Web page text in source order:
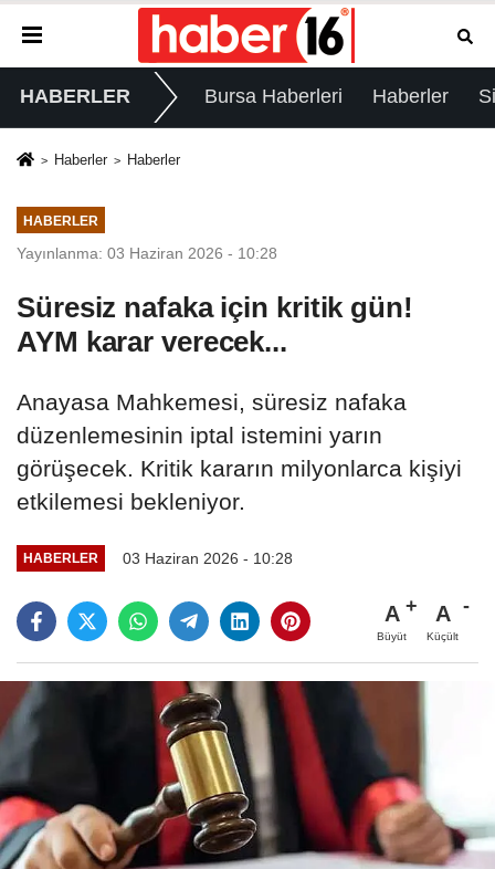
HABERLER Bursa Haberleri Haberler
Haberler Haberler
HABERLER
Yayınlanma: 03 Haziran 2026 - 10:28
Süresiz nafaka için kritik gün!
AYM karar verecek...
Anayasa Mahkemesi, süresiz nafaka
düzenlemesinin iptal istemini yarın
görüşecek. Kritik kararın milyonlarca kişiyi
etkilemesi bekleniyor.
HABERLER 03 Haziran 2026 - 10:28
A
Büyüt
A
Küçült